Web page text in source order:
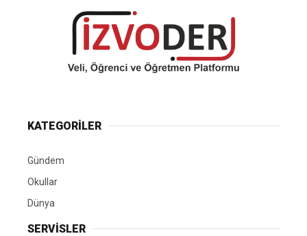
KATEGORİLER
Gündem
Okullar
Dünya
SERVİSLER